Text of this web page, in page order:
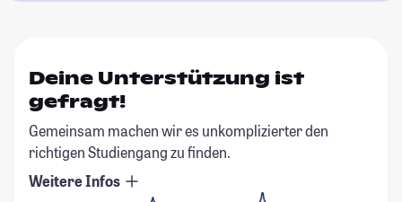
Deine Unterstützung ist
gefragt!
Gemeinsam machen wir es unkomplizierter den
richtigen Studiengang zu finden.
Weitere Infos